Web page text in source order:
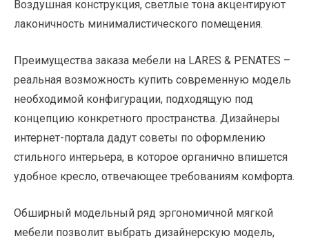
Воздушная конструкция, светлые тона акцентируют
лаконичность минималистического помещения.
Преимущества заказа мебели на LARES & PENATES –
реальная возможность купить современную модель
необходимой конфигурации, подходящую под
концепцию конкретного пространства. Дизайнеры
интернет-портала дадут советы по оформлению
стильного интерьера, в которое органично впишется
удобное кресло, отвечающее требованиям комфорта.
Обширный модельный ряд эргономичной мягкой
мебели позволит выбрать дизайнерскую модель,